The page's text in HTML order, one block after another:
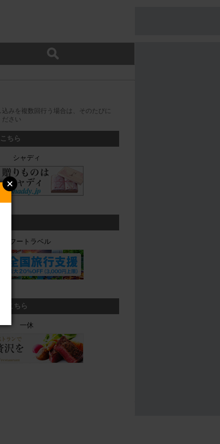
みを複数回行う場合は、そのたびに
ださい
ちら
シャディ
ヤフートラベル
こちら
一休